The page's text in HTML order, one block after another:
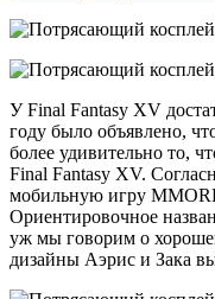
У Final Fantasy XV
году было объявлено,
более удивительно то,
Final Fantasy XV.
мобильную игру
Ориентировочное
уж мы говорим о
дизайны Аэрис и Зака